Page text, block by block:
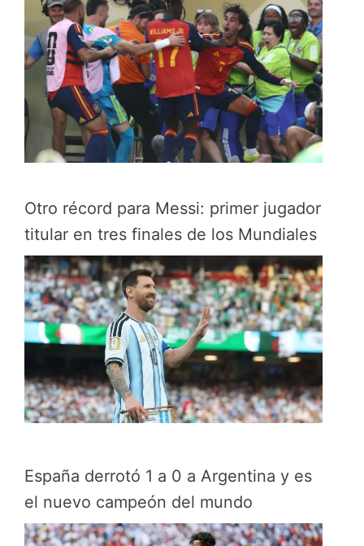
Otro récord para Messi: primer jugador
titular en tres finales de los Mundiales
España derrotó 1 a 0 a Argentina y es
el nuevo campeón del mundo